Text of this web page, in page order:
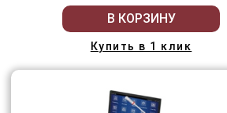
В КОРЗИНУ
Купить в 1 клик